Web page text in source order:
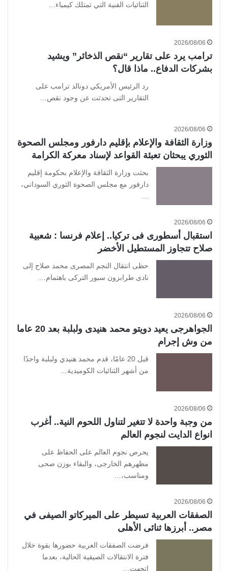
الثنائيات الفنية التي تمتلك كيمياء…
2026/08/06
ترامب يرد على تقارير “نقص الذخائر” ويشيد
بشركات الدفاع.. ماذا قال؟
رد الرئيس الأمريكي دونالد ترامب على
التقارير التى تحدثت عن وجود نقص…
2026/08/06
وزارة الثقافة والإعلام بإقليم دارفور ومجلس الصحوة
الثوري يبحثان تعبئة القواعد لإسناد معركة الكرامة
بحثت وزارة الثقافة والإعلام بحكومة إقليم
دارفور مع مجلس الصحوة الثوري السوداني،
…
2026/08/06
استقبال أسطورى فى تركيا.. إعلام فرنسا : شعبية
صلاح تتجاوز المستطيل الأخضر
حظى انتقال النجم المصرى محمد صلاح إلى
نادى طرابزون سبور التركى باهتمام…
2026/08/06
الجواهرجى يعيد دويتو محمد هنيدى ولبلبة بعد 20 عاما
من وش إجرام
قبل 20 عامًا، قدم محمد هنيدي ولبلبة واحدًا
من أشهر الثنائيات الكوميدية…
2026/08/06
من وجبة واحدة لا تتغير لتناول اللحوم النية.. أغرب
انواع الدايت لنجوم العالم
يحرص نجوم العالم على الحفاظ على
مظهرهم الخارجى، والبقاء بوزن صحى
ومناسب،…
2026/08/06
الصفقات العربية تسيطر على الميركاتو الصيفى في
مصر.. أبرزها ثنائى الأهلى
فرضت الصفقات العربية حضورها بقوة خلال
فترة الانتقالات الصيفية الحالية، بعدما
اتجهت…